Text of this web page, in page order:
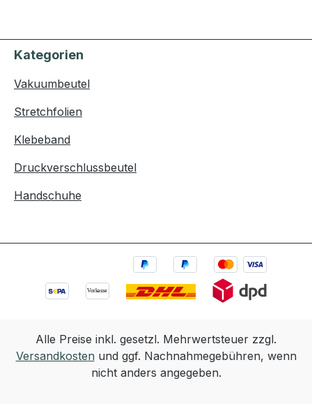
Kategorien
Vakuumbeutel
Stretchfolien
Klebeband
Druckverschlussbeutel
Handschuhe
Alle Preise inkl. gesetzl. Mehrwertsteuer zzgl.
Versandkosten und ggf. Nachnahmegebühren, wenn
nicht anders angegeben.